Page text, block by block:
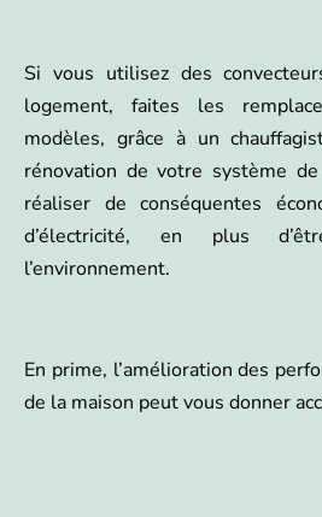
Si vous utilisez des
logement, faites les
modèles, grâce à un
rénovation de votre système
réaliser de conséquentes
d’électricité, en plus
l’environnement.
En prime, l’amélioration des
de la maison peut vous donner